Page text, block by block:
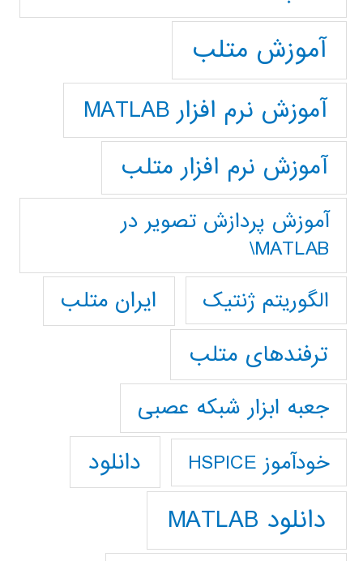
آموزش متلب
آموزش نرم افزار MATLAB
آموزش نرم افزار متلب
آموزش پردازش تصوير در
MATLAB\
الگوریتم ژنتیک
ایران متلب
ترفندهای متلب
جعبه ابزار شبکه عصبی
خودآموز HSPICE دانلود
دانلود MATLAB